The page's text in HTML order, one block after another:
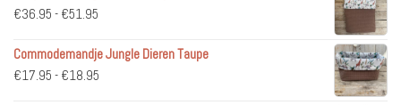
€36.95 - €51.95
tot
€51.95
Commodemandje Jungle Dieren Taupe
€17.95 - €18.95